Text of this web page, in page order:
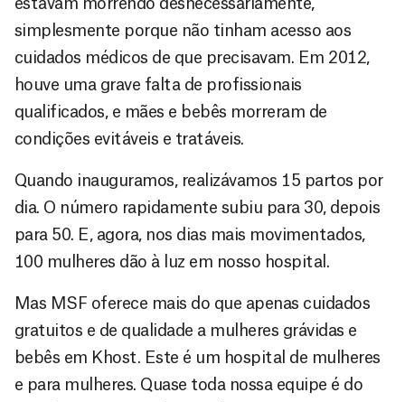
simplesmente porque não tinham acesso aos
cuidados médicos de que precisavam. Em 2012,
houve uma grave falta de profissionais
qualificados, e mães e bebês morreram de
condições evitáveis e tratáveis.
Quando inauguramos, realizávamos 15 partos por
dia. O número rapidamente subiu para 30, depois
para 50. E, agora, nos dias mais movimentados,
100 mulheres dão à luz em nosso hospital.
Mas MSF oferece mais do que apenas cuidados
gratuitos e de qualidade a mulheres grávidas e
bebês em Khost. Este é um hospital de mulheres
e para mulheres. Quase toda nossa equipe é do